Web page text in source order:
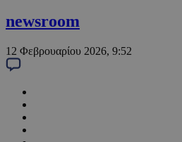
newsroom
12 Φεβρουαρίου 2026, 9:52